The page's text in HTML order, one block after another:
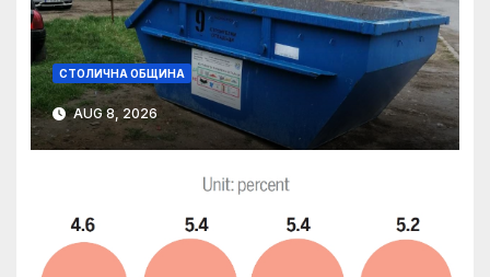
СТОЛИЧНА ОБЩИНА
AUG 8, 2026